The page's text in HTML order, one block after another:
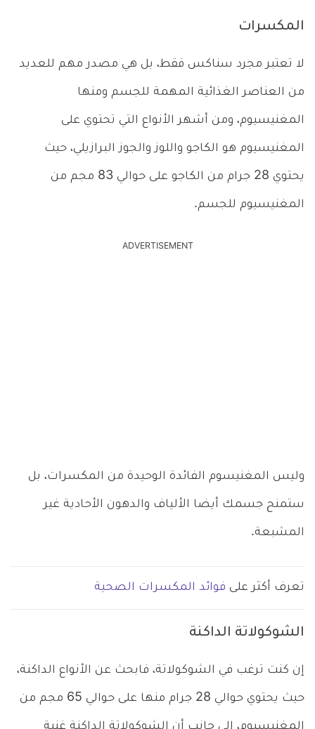
المكسرات
لا تعتبر مجرد سناكس فقط، بل هي مصدر مهم للعديد
من العناصر الغذائية المهمة للجسم ومنها
المغنيسيوم، ومن أشهر الأنواع التي تحتوي على
المغنيسيوم هو الكاجو واللوز والجوز البرازيلي، حيث
يحتوي 28 جرام من الكاجو على حوالي 83 مجم من
المغنيسيوم للجسم.
ADVERTISEMENT
وليس المغنيسوم الفائدة الوحيدة من المكسرات، بل
ستمنح جسمك أيضا الألياف والدهون الأحادية غير
المشبعة.
تعرف أكثر على فوائد المكسرات الصحية
الشوكولاتة الداكنة
إن كنت ترغب في الشوكولاتة، فابحث عن الأنواع الداكنة،
حيث يحتوي حوالي 28 جرام منها على حوالي 65 مجم من